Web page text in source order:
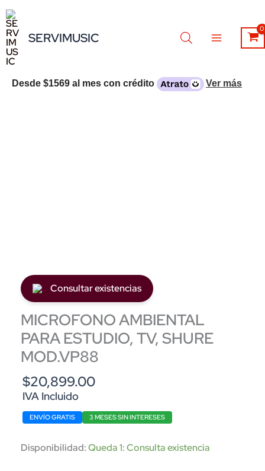
al
contenidoSERVIMUSIC
Desde $1569 al mes con crédito Ver más
Consultar existencias
MICROFONO AMBIENTAL
PARA ESTUDIO, TV, SHURE
MOD.VP88
$20,899.00
IVA Incluido
ENVÍO GRATIS 3 MESES SIN INTERESES
Disponibilidad:Queda 1: Consulta existencia